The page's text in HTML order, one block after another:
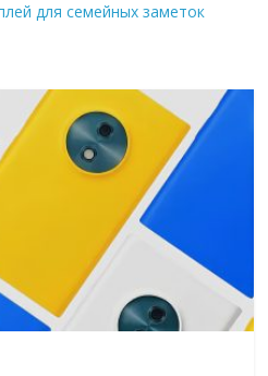
для семейных заметок